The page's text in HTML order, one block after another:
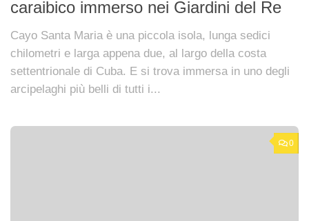
caraibico immerso nei Giardini del Re
Cayo Santa Maria è una piccola isola, lunga sedici
chilometri e larga appena due, al largo della costa
settentrionale di Cuba. E si trova immersa in uno degli
arcipelaghi più belli di tutti i...
0